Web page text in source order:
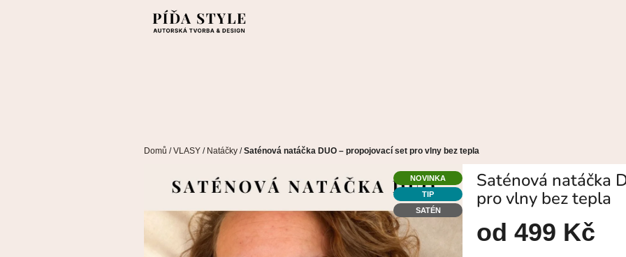
Domů / VLASY / Natáčky / Saténová natáčka DUO – propojovací set pro vlny bez tepla
NOVINKA
TIP
SATÉN
Saténová natáčka
pro vlny bez tepla
od 499 Kč